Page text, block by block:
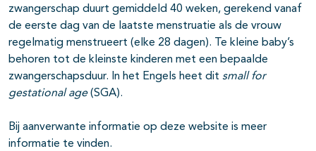
zwangerschap duurt gemiddeld 40 weken, gerekend vanaf
de eerste dag van de laatste menstruatie als de vrouw
regelmatig menstrueert (elke 28 dagen). Te kleine baby’s
behoren tot de kleinste kinderen met een bepaalde
zwangerschapsduur. In het Engels heet dit small for
gestational age(SGA).
Bij aanverwante informatie op deze website is meer
informatie te vinden.